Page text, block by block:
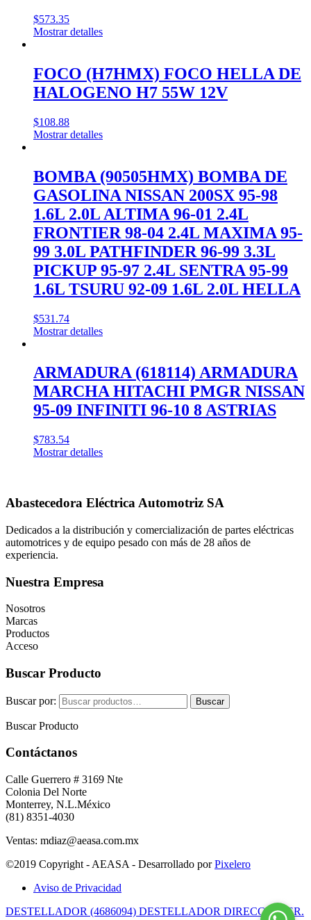
$573.35
Mostrar detalles
FOCO (H7HMX) FOCO HELLA DE
HALOGENO H7 55W 12V
$108.88
Mostrar detalles
BOMBA (90505HMX) BOMBA DE
GASOLINA NISSAN 200SX 95-98
1.6L 2.0L ALTIMA 96-01 2.4L
FRONTIER 98-04 2.4L MAXIMA 95-
99 3.0L PATHFINDER 96-99 3.3L
PICKUP 95-97 2.4L SENTRA 95-99
1.6L TSURU 92-09 1.6L 2.0L HELLA
$531.74
Mostrar detalles
ARMADURA (618114) ARMADURA
MARCHA HITACHI PMGR NISSAN
95-09 INFINITI 96-10 8 ASTRIAS
$783.54
Mostrar detalles
Abastecedora Eléctrica Automotriz SA
Dedicados a la distribución y comercialización de partes eléctricas
automotrices y de equipo pesado con más de 28 años de
experiencia.
Nuestra Empresa
Nosotros
Marcas
Productos
Acceso
Buscar Producto
Buscar por: Buscar
Buscar Producto
Contáctanos
Calle Guerrero # 3169 Nte
Colonia Del Norte
Monterrey, N.L.México
(81) 8351-4030
Ventas: mdiaz@aeasa.com.mx
©2019 Copyright - AEASA - Desarrollado porPixelero
Aviso de Privacidad
DESTELLADOR (4686094) DESTELLADOR DIRECC.INTER.